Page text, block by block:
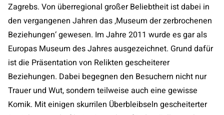
Zagrebs. Von überregional großer Beliebtheit ist dabei in
den vergangenen Jahren das ‚Museum der zerbrochenen
Beziehungen‘ gewesen. Im Jahre 2011 wurde es gar als
Europas Museum des Jahres ausgezeichnet. Grund dafür
ist die Präsentation von Relikten gescheiterer
Beziehungen. Dabei begegnen den Besuchern nicht nur
Trauer und Wut, sondern teilweise auch eine gewisse
Komik. Mit einigen skurrilen Überbleibseln gescheiterter